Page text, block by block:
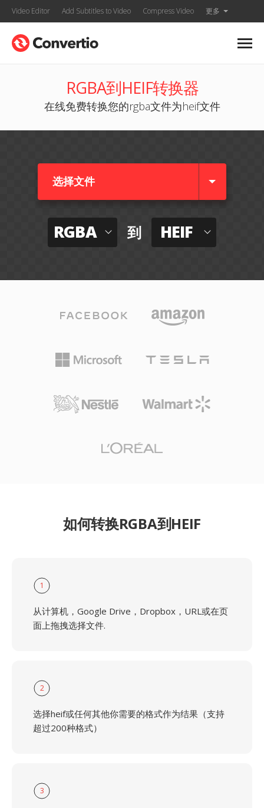
Video Editor Add Subtitles to Video Compress Video 更多
RGBA到HEIF转换器
在线免费转换您的rgba文件为heif文件
选择文件
RGBA 到 HEIF
如何转换RGBA到HEIF
1
从计算机，Google Drive，Dropbox，URL或在页
面上拖拽选择文件.
2
选择heif或任何其他你需要的格式作为结果（支持
超过200种格式）
3